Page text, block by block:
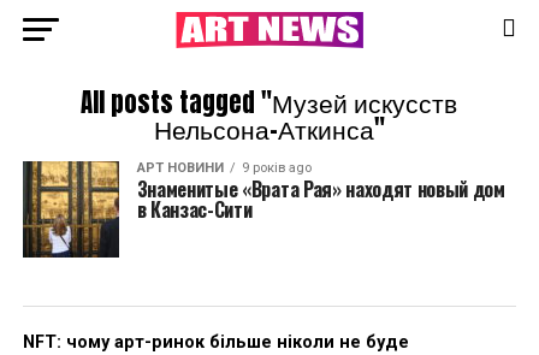
All posts tagged "Музей искусств
Нельсона-Аткинса"
АРТ НОВИНИ 9 років ago
Знаменитые «Врата Рая» находят новый дом
в Канзас-Сити
NFT: чому арт-ринок більше ніколи не буде